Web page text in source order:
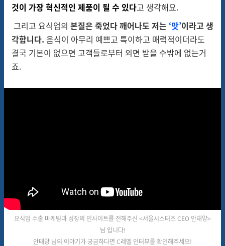
것이 가장 혁신적인 제품이 될 수 있다고 생각해요.
그리고 요식업의 본질은 죽었다 깨어나도 저는 ‘맛’이라고 생
각합니다. 음식이 아무리 예쁘고 특이하고 매력적이더라도
결국 기본이 없으면 고객들로부터 외면 받을 수밖에 없는거
죠.
요식업 수출 마케팅과 성장의 인사이트를 전해주신 <서울시스터즈 CEO 안태양>
님 입니다!
안태양 님의 이야기가 궁금하다면 C레벨 인터뷰를 확인해주세요!